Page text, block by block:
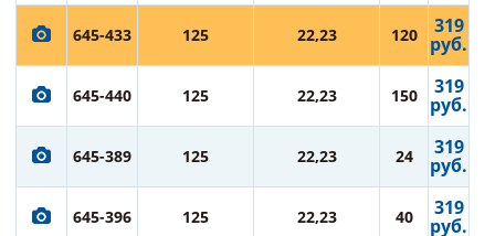
645-433 125 22,23 120 319
руб.
645-440 125 22,23 150 319
руб.
645-389 125 22,23 24 319
руб.
645-396 125 22,23 40 319
руб.